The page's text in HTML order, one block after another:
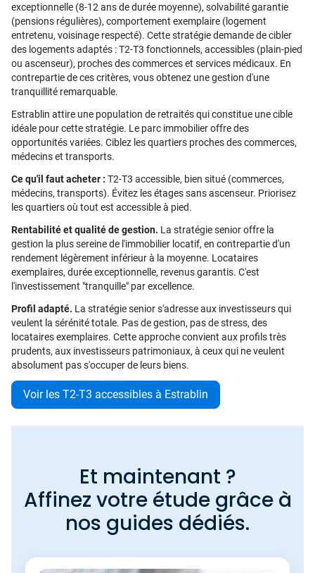
exceptionnelle (8-12 ans de durée moyenne), solvabilité garantie
(pensions régulières), comportement exemplaire (logement
entretenu, voisinage respecté). Cette stratégie demande de cibler
des logements adaptés : T2-T3 fonctionnels, accessibles (plain-pied
ou ascenseur), proches des commerces et services médicaux. En
contrepartie de ces critères, vous obtenez une gestion d'une
tranquillité remarquable.
Estrablin attire une population de retraités qui constitue une cible
idéale pour cette stratégie. Le parc immobilier offre des
opportunités variées. Ciblez les quartiers proches des commerces,
médecins et transports.
Ce qu'il faut acheter : T2-T3 accessible, bien situé (commerces,
médecins, transports). Évitez les étages sans ascenseur. Priorisez
les quartiers où tout est accessible à pied.
Rentabilité et qualité de gestion. La stratégie senior offre la
gestion la plus sereine de l'immobilier locatif, en contrepartie d'un
rendement légèrement inférieur à la moyenne. Locataires
exemplaires, durée exceptionnelle, revenus garantis. C'est
l'investissement "tranquille" par excellence.
Profil adapté. La stratégie senior s'adresse aux investisseurs qui
veulent la sérénité totale. Pas de gestion, pas de stress, des
locataires exemplaires. Cette approche convient aux profils très
prudents, aux investisseurs patrimoniaux, à ceux qui ne veulent
absolument pas s'occuper de leurs biens.
Voir les T2-T3 accessibles à Estrablin
Et maintenant ?
Affinez votre étude grâce à
nos guides dédiés.